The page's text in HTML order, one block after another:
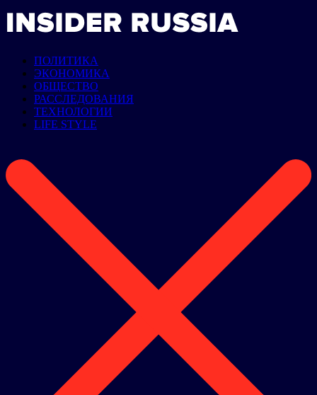
ПОЛИТИКА
ЭКОНОМИКА
ОБЩЕСТВО
РАССЛЕДОВАНИЯ
ТЕХНОЛОГИИ
LIFE STYLE